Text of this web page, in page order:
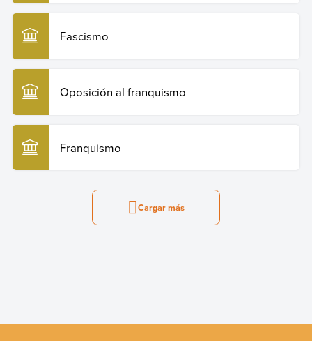
Fascismo
Oposición al franquismo
Franquismo
Cargar más